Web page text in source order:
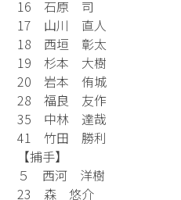
16 石原 司
17 山川 直人
18 西垣 彰太
19 杉本 大樹
20 岩本 侑城
28 福良 友作
35 中林 達哉
41 竹田 勝利
【捕手】
５ 西河 洋樹
23 森 悠介